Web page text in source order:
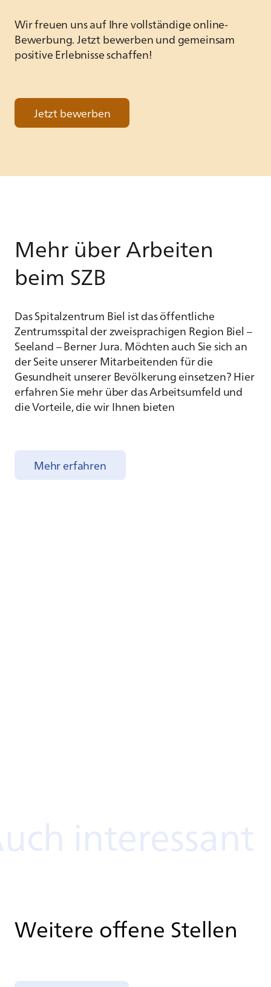
Wir freuen uns auf Ihre vollständige online-
Bewerbung. Jetzt bewerben und gemeinsam
positive Erlebnisse schaffen!
Jetzt bewerben
Mehr über Arbeiten
beim SZB
Das Spitalzentrum Biel ist das öffentliche
Zentrumsspital der zweisprachigen Region Biel –
Seeland – Berner Jura. Möchten auch Sie sich an
der Seite unserer Mitarbeitenden für die
Gesundheit unserer Bevölkerung einsetzen? Hier
erfahren Sie mehr über das Arbeitsumfeld und
die Vorteile, die wir Ihnen bieten
Mehr erfahren
interessant・
Weitere offene Stellen